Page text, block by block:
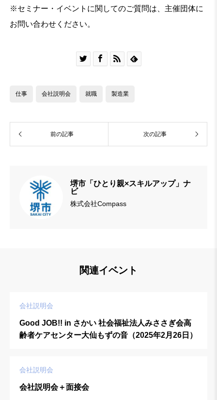
※セミナー・イベントに関してのご質問は、主催団体に
お問い合わせください。
   
仕事 会社説明会 就職 製造業
前の記事 次の記事
堺市「ひとり親×スキルアップ」ナ
ビ
株式会社Compass
関連イベント
会社説明会
Good JOB!! in さかい 社会福祉法人みささぎ会高
齢者ケアセンター大仙もずの音（2025年2月26日）
会社説明会
会社説明会＋面接会